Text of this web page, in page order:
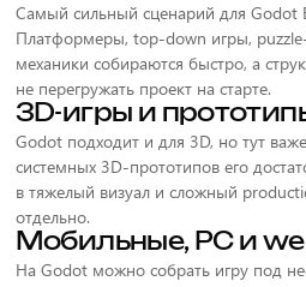
Самый сильный сценарий для Godot
Платформеры, top-down игры,
механики собираются быстро, а
не перегружать проект на старте.
3D-игры и
Godot подходит и для 3D, но тут
системных 3D-прототипов его
в тяжелый визуал и сложный
отдельно.
Мобильные, PC и
На Godot можно собрать игру под